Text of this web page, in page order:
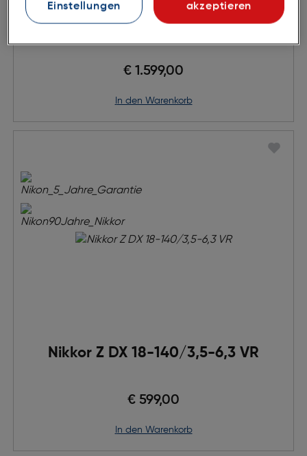
Nikkor Z 24-70/2,8S
€ 1.599,00
in den Warenkorb
Nikkor Z DX 18-140/3,5-6,3 VR
€ 599,00
in den Warenkorb
Einstellungen
akzeptieren